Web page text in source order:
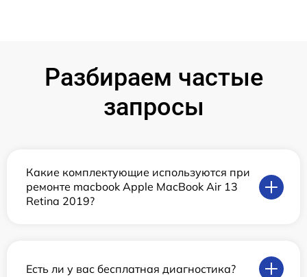
Разбираем частые
запросы
Какие комплектующие используются при
ремонте macbook Apple MacBook Air 13
Retina 2019?
Есть ли у вас бесплатная диагностика?